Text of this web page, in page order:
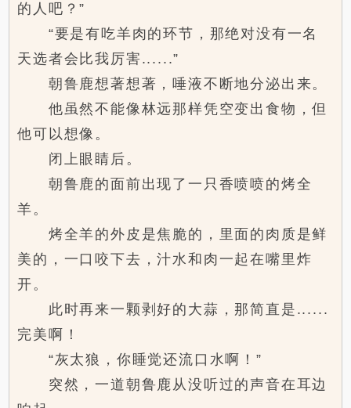
的人吧？”
“要是有吃羊肉的环节，那绝对没有一名
天选者会比我厉害......”
朝鲁鹿想著想著，唾液不断地分泌出来。
他虽然不能像林远那样凭空变出食物，但
他可以想像。
闭上眼睛后。
朝鲁鹿的面前出现了一只香喷喷的烤全
羊。
烤全羊的外皮是焦脆的，里面的肉质是鲜
美的，一口咬下去，汁水和肉一起在嘴里炸
开。
此时再来一颗剥好的大蒜，那简直是......
完美啊！
“灰太狼，你睡觉还流口水啊！”
突然，一道朝鲁鹿从没听过的声音在耳边